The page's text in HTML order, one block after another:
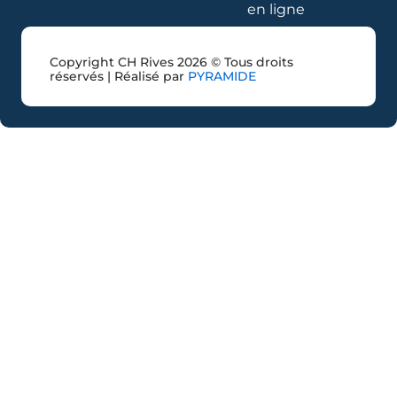
en ligne
Copyright CH Rives 2026 © Tous droits
réservés | Réalisé par PYRAMIDE